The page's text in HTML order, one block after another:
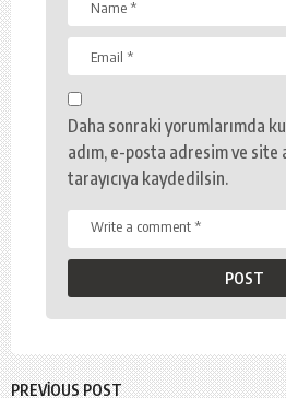
Daha sonraki yorumlarımda
adım, e-posta adresim ve site
tarayıcıya kaydedilsin.
PREVIOUS POST